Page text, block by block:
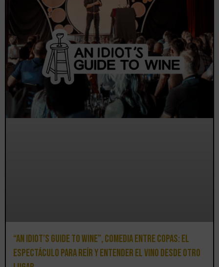
“An Idiot’s Guide to Wine”, comedia entre copas: el
espectáculo para reír y entender el vino desde otro